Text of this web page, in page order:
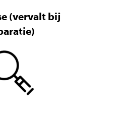
(vervalt bij